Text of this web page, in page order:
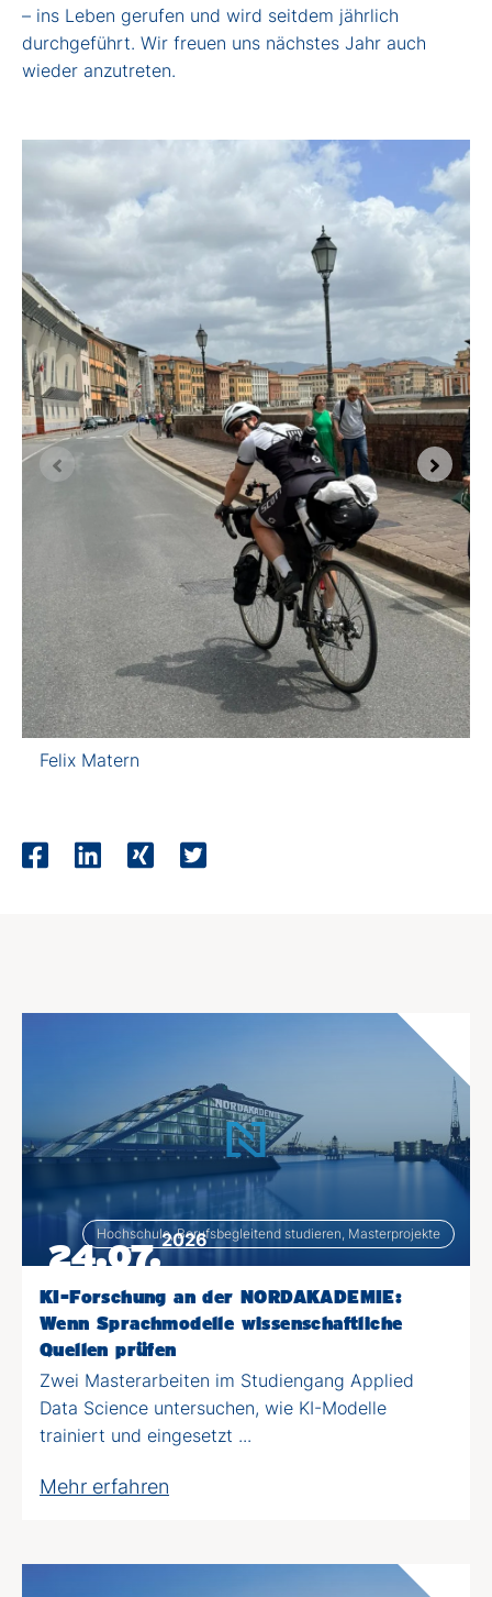
– ins Leben gerufen und wird seitdem jährlich
durchgeführt. Wir freuen uns nächstes Jahr auch
wieder anzutreten.
Felix Matern
Hochschule, Berufsbegleitend studieren, Masterprojekte
24.07.2026
KI-Forschung an der NORDAKADEMIE:
Wenn Sprachmodelle wissenschaftliche
Quellen prüfen
Zwei Masterarbeiten im Studiengang Applied
Data Science untersuchen, wie KI-Modelle
trainiert und eingesetzt ...
Mehr erfahren